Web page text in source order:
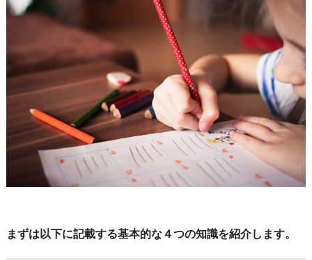
まずは以下に記載する基本的な４つの知識を紹介します。